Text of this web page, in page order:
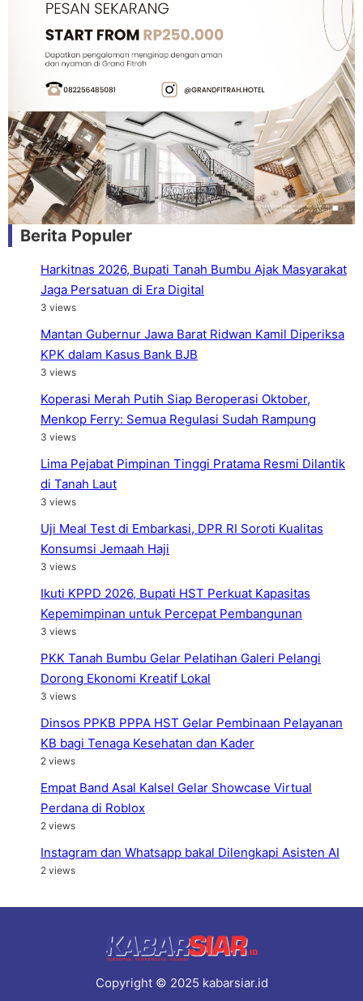
Berita Populer
Harkitnas 2026, Bupati Tanah Bumbu Ajak Masyarakat
Jaga Persatuan di Era Digital
3 views
Mantan Gubernur Jawa Barat Ridwan Kamil Diperiksa
KPK dalam Kasus Bank BJB
3 views
Koperasi Merah Putih Siap Beroperasi Oktober,
Menkop Ferry: Semua Regulasi Sudah Rampung
3 views
Lima Pejabat Pimpinan Tinggi Pratama Resmi Dilantik
di Tanah Laut
3 views
Uji Meal Test di Embarkasi, DPR RI Soroti Kualitas
Konsumsi Jemaah Haji
3 views
Ikuti KPPD 2026, Bupati HST Perkuat Kapasitas
Kepemimpinan untuk Percepat Pembangunan
3 views
PKK Tanah Bumbu Gelar Pelatihan Galeri Pelangi
Dorong Ekonomi Kreatif Lokal
3 views
Dinsos PPKB PPPA HST Gelar Pembinaan Pelayanan
KB bagi Tenaga Kesehatan dan Kader
2 views
Empat Band Asal Kalsel Gelar Showcase Virtual
Perdana di Roblox
2 views
Instagram dan Whatsapp bakal Dilengkapi Asisten AI
2 views
Copyright © 2025 kabarsiar.id